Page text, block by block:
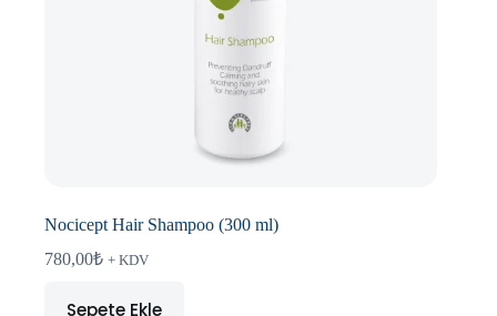
Nocicept Hair Shampoo (300 ml)
780,00₺ + KDV
Sepete Ekle